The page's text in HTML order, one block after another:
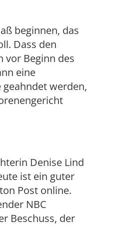
beginnen, das
Dass den
vor Beginn des
eine
werden,
Denise Lind
ist ein guter
Post online.
NBC
Beschuss, der